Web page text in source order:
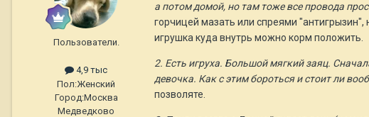
Пользователи.
4,9 тыс
Пол:Женский
Город:Москва
Медведково
а потом домой, но там тоже все провода
горчицей мазать или спреями "антигрызин",
игрушка куда внутрь можно корм положить.
2. Есть игруха. Большой мягкий заяц.
девочка. Как с этим бороться и стоит ли
позволяте.